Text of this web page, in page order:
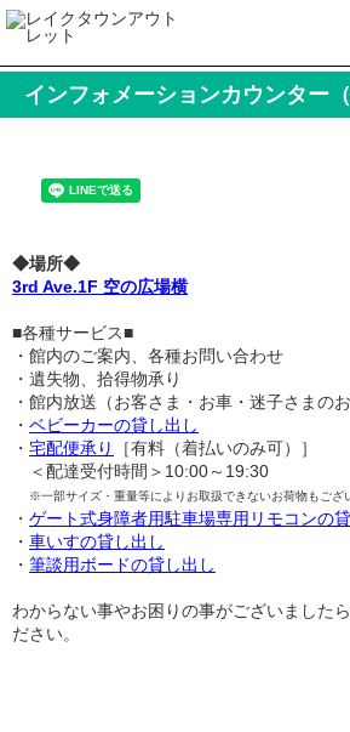
インフォメーションカウンター（
◆場所◆
3rd Ave.1F 空の広場横
■各種サービス■
・館内のご案内、各種お問い合わせ
・遺失物、拾得物承り
・館内放送（お客さま・お車・迷子さまのお
・ ベビーカーの貸し出し
・ 宅配便承り
［有料（着払いのみ可）］
＜配達受付時間＞10:00～19:30
※一部サイズ・重量等によりお取扱できないお荷物もござ
・ ゲート式身障者用駐車場専用リモコンの
・ 車いすの貸し出し
・ 筆談用ボードの貸し出し
わからない事やお困りの事がございました
ださい。